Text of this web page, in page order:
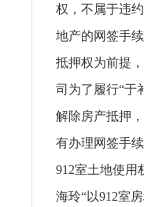
权，不属于违
地产的网签手
抵押权为前提
司为了履行“于
解除房产抵押
有办理网签手
912室土地使用
海玲“以912室